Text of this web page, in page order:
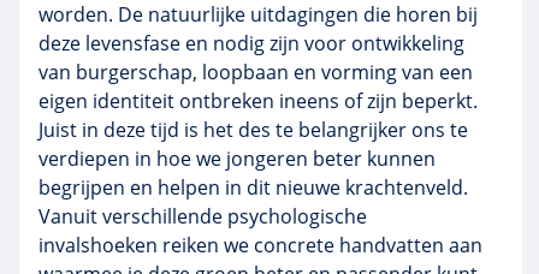
worden. De natuurlijke uitdagingen die horen bij
deze levensfase en nodig zijn voor ontwikkeling
van burgerschap, loopbaan en vorming van een
eigen identiteit ontbreken ineens of zijn beperkt.
Juist in deze tijd is het des te belangrijker ons te
verdiepen in hoe we jongeren beter kunnen
begrijpen en helpen in dit nieuwe krachtenveld.
Vanuit verschillende psychologische
invalshoeken reiken we concrete handvatten aan